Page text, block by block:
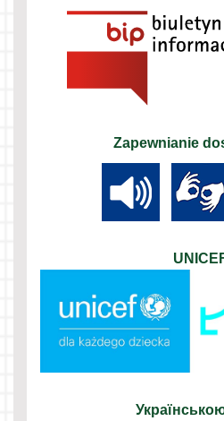
Zapewnianie